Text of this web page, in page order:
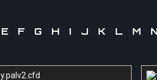
E F G H I J K L M N
y.palv2.cfd